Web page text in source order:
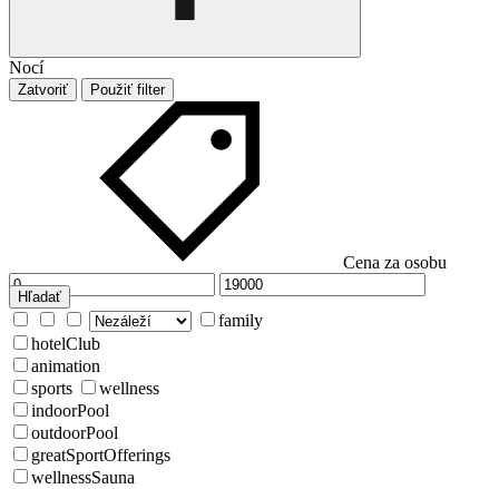
Nocí
Zatvoriť Použiť filter
Cena za osobu
Hľadať
family
hotelClub
animation
sports
wellness
indoorPool
outdoorPool
greatSportOfferings
wellnessSauna